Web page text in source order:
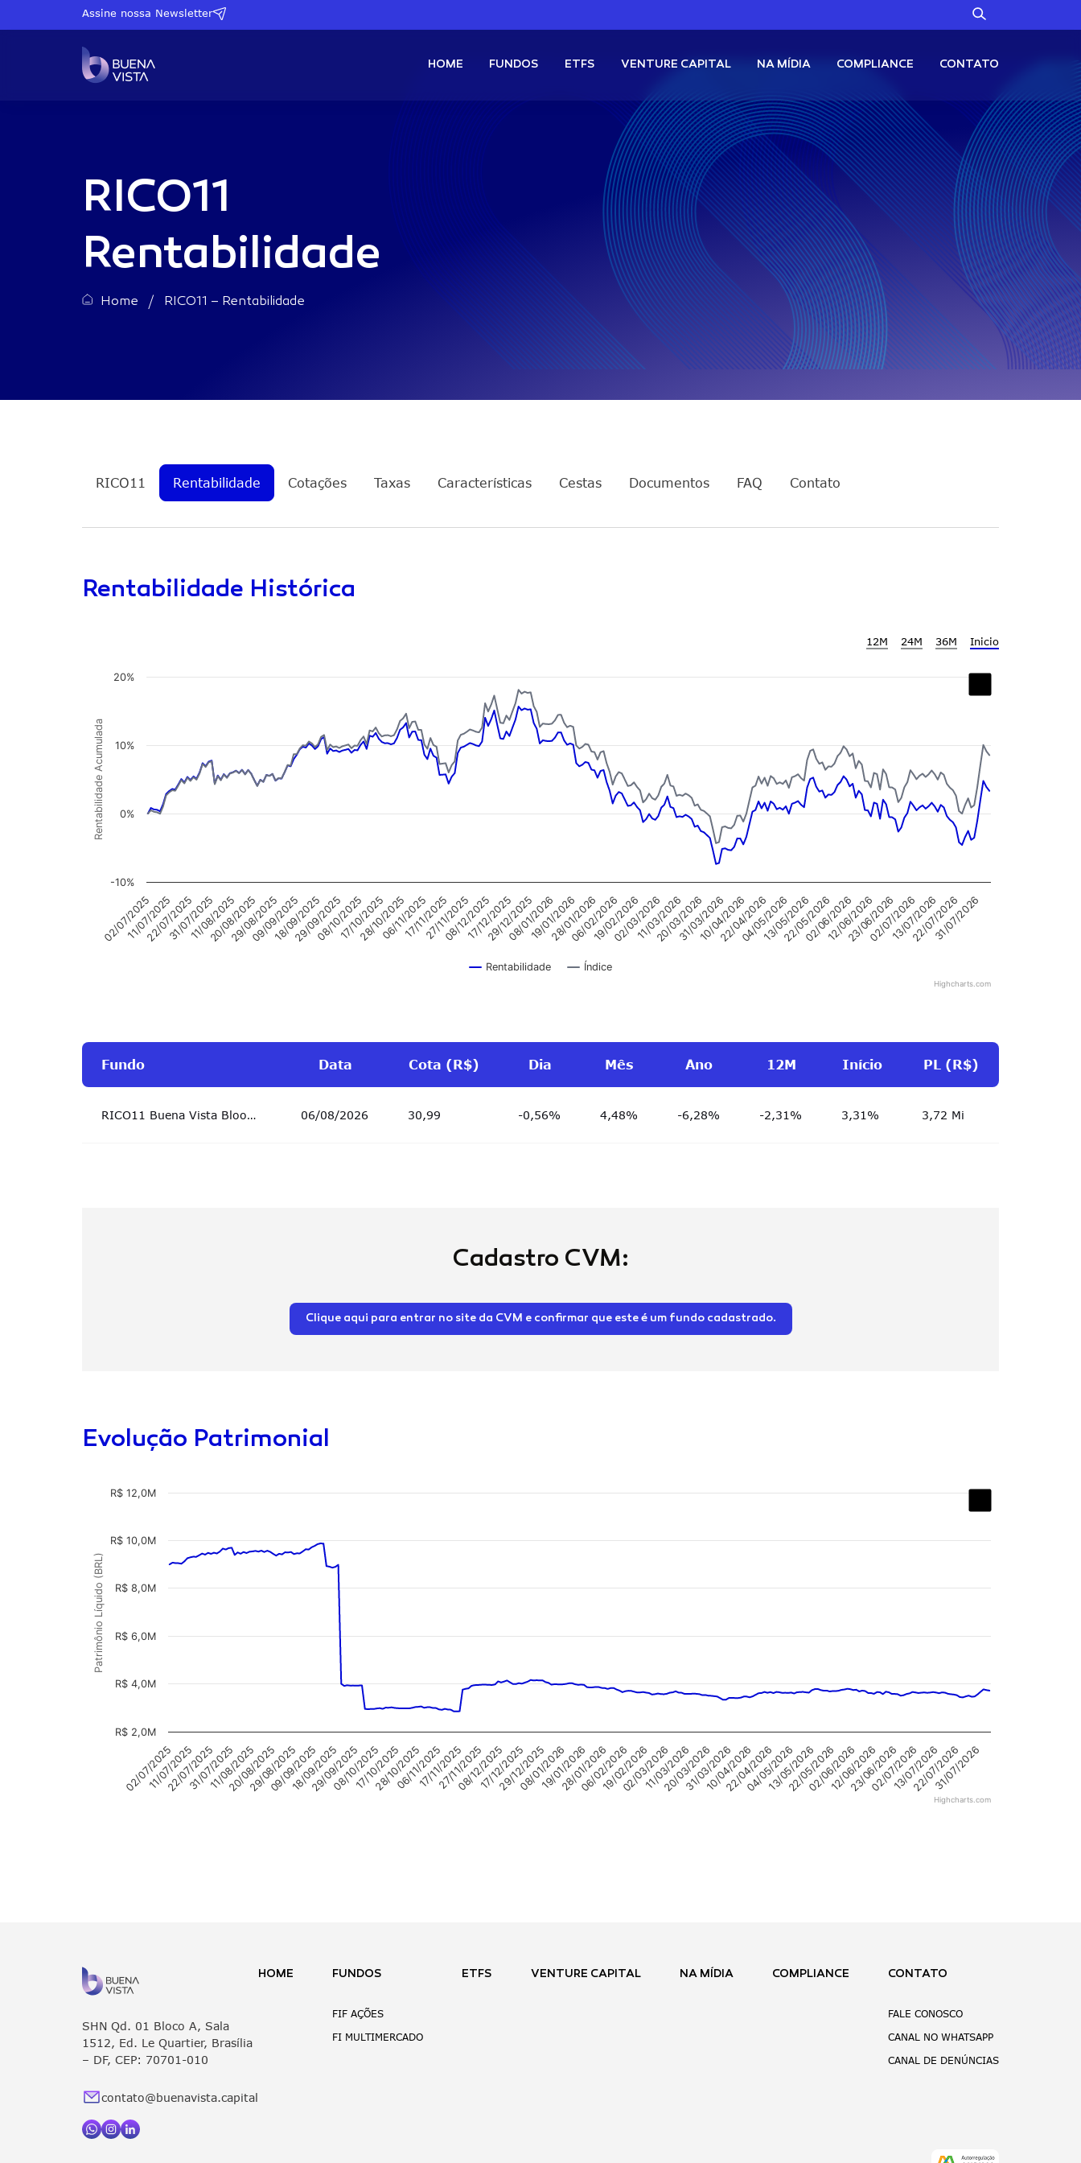
Assine nossa Newsletter
HOME FUNDOS ETFS
QQQI11
COIN11 Bitcoin + Proventos Mensais
IWMI11Small Caps Americanas + Proventos
Mercado Imobiliário Americano +
Boosted Proventos Mensais
Bitcoin Boosted + Proventos Mensais
S&P500 Boosted + Proventos Mensais
Alternativos
GBTC11Ouro + Bitcoin
Renda Fixa
FIXX11 Renda Fixa em Dólares
VENTURE CAPITAL NA MÍDIA COMPLIANCE CONTATO
Fale Conosco
Canal no WhatsApp
Canal de Denúncias
RICO11
Rentabilidade
Home / RICO11 – Rentabilidade
RICO11 Rentabilidade Cotações Taxas Características Cestas Documentos FAQ Contato
Rentabilidade Histórica
12M 24M 36M Inicio
Rentabilidade Acumulada
Rentabilidade Índice
02/07/2025
11/07/2025
22/07/2025
31/07/2025
11/08/2025
20/08/2025
29/08/2025
09/09/2025
18/09/2025
29/09/2025
08/10/2025
17/10/2025
28/10/2025
06/11/2025
17/11/2025
27/11/2025
08/12/2025
17/12/2025
29/12/2025
08/01/2026
19/01/2026
28/01/2026
06/02/2026
19/02/2026
02/03/2026
11/03/2026
20/03/2026
31/03/2026
10/04/2026
22/04/2026
04/05/2026
13/05/2026
22/05/2026
02/06/2026
12/06/2026
23/06/2026
02/07/2026
13/07/2026
22/07/2026
31/07/2026
-10%
0%
10%
20%
Highcharts.com
Fundo Data Cota (R$) Dia Mês Ano 12M Início PL (R$)
RICO11 Buena Vista Bloomberg US Billionaires Investment Select ETF 06/08/2026 30,99 -0,56% 4,48% -6,28% -2,31% 3,31% 3,72 Mi
Cadastro CVM:
Clique aqui para entrar no site da CVM e confirmar que este é um fundo cadastrado.
Evolução Patrimonial
Patrimônio Líquido (BRL)
02/07/2025
11/07/2025
22/07/2025
31/07/2025
11/08/2025
20/08/2025
29/08/2025
09/09/2025
18/09/2025
29/09/2025
08/10/2025
17/10/2025
28/10/2025
06/11/2025
17/11/2025
27/11/2025
08/12/2025
17/12/2025
29/12/2025
08/01/2026
19/01/2026
28/01/2026
06/02/2026
19/02/2026
02/03/2026
11/03/2026
20/03/2026
31/03/2026
10/04/2026
22/04/2026
04/05/2026
13/05/2026
22/05/2026
02/06/2026
12/06/2026
23/06/2026
02/07/2026
13/07/2026
22/07/2026
31/07/2026
R$ 2,0M
R$ 4,0M
R$ 6,0M
R$ 8,0M
R$ 10,0M
R$ 12,0M
Highcharts.com
SHN Qd. 01 Bloco A, Sala
1512, Ed. Le Quartier, Brasília
– DF, CEP: 70701-010
contato@buenavista.capital
HOME FUNDOS
FIF AÇÕES
FI MULTIMERCADO
ETFS VENTURE CAPITAL NA MÍDIA COMPLIANCE CONTATO
FALE CONOSCO
CANAL NO WHATSAPP
CANAL DE DENÚNCIAS